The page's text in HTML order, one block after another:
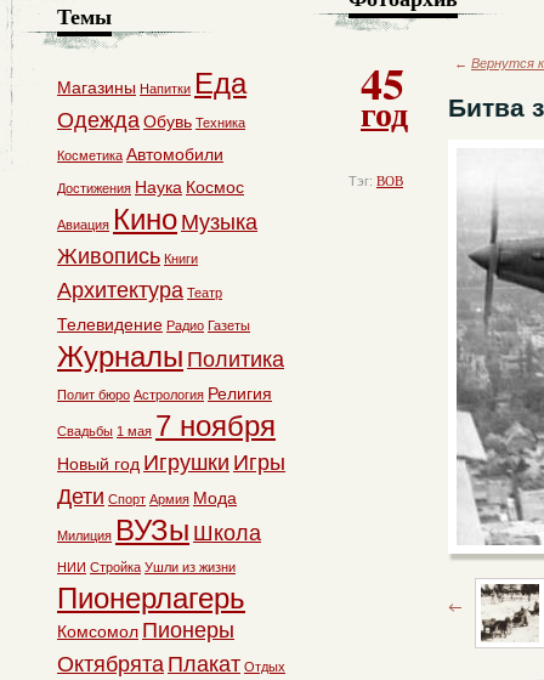
45
год
Тэг: ВОВ
← Вернутся
Битва
Темы
Магазины Напитки Еда
ОдеждаОбувь Техника
Косметика Автомобили
Достижения Наука Космос
Авиация Кино Музыка
Живопись Книги
Архитектура Театр
Телевидение Радио Газеты
Журналы Политика
Полит бюро Астрология Религия
Свадьбы 1 мая 7 ноября
Новый год Игрушки Игры
Дети Спорт Армия Мода
Милиция ВУЗы Школа
НИИ Стройка Ушли из жизни
Пионерлагерь
Комсомол Пионеры
Октябрята Плакат Отдых